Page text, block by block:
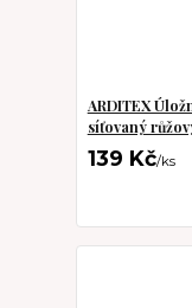
ARDITEX
síťovaný
139 Kč/ks